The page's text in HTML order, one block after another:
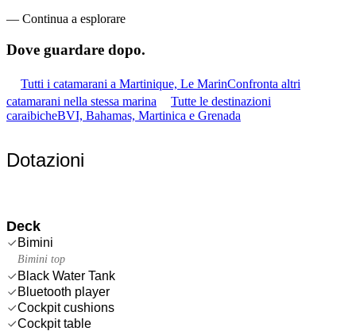
— Continua a esplorare
Dove guardare dopo.
Tutti i catamarani a Martinique, Le MarinConfronta altri
catamarani nella stessa marina
Tutte le destinazioni
caraibicheBVI, Bahamas, Martinica e Grenada
Dotazioni
Deck
Bimini
Bimini top
Black Water Tank
Bluetooth player
Cockpit cushions
Cockpit table